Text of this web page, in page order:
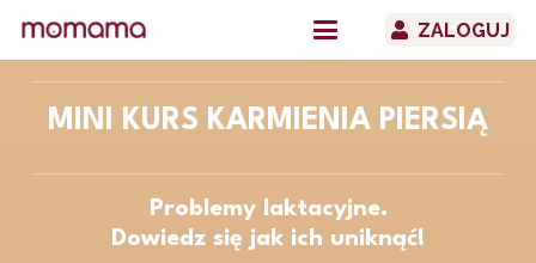
ZALOGUJ
MINI KURS KARMIENIA PIERSIĄ
Problemy laktacyjne.
Dowiedz się jak ich uniknąć!